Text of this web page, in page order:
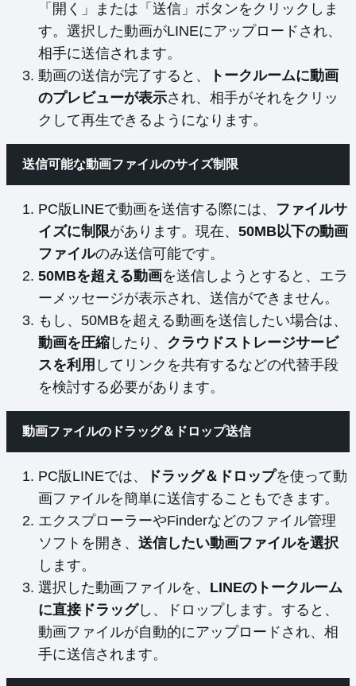
「開く」または「送信」ボタンをクリックしま
す。選択した動画がLINEにアップロードされ、
相手に送信されます。
動画の送信が完了すると、
トークルームに動画
のプレビューが表示され、相手がそれをクリッ
クして再生できるようになります。
送信可能な動画ファイルのサイズ制限
PC版LINEで動画を送信する際には、 ファイルサ
イズに制限があります。現在、 50MB以下の動画
ファイルのみ送信可能です。
50MBを超える動画を送信しようとすると、エラ
ーメッセージが表示され、送信ができません。
もし、50MBを超える動画を送信したい場合は、
動画を圧縮 したり、 クラウドストレージサービ
スを利用 してリンクを共有するなどの代替手段
を検討する必要があります。
動画ファイルのドラッグ＆ドロップ送信
PC版LINEでは、 ドラッグ＆ドロップを使って動
画ファイルを簡単に送信することもできます。
エクスプローラーやFinderなどのファイル管理
ソフトを開き、 送信したい動画ファイルを選択
します。
選択した動画ファイルを、 LINEのトークルーム
に直接ドラッグし、ドロップします。すると、
動画ファイルが自動的にアップロードされ、相
手に送信されます。